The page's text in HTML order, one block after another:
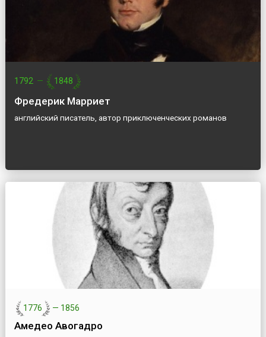
1792 — 1848
Фредерик Марриет
английский писатель, автор приключенческих романов
1776 — 1856
Амедео Авогадро